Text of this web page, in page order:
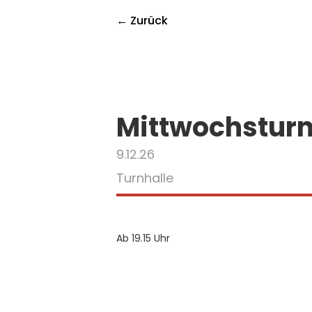
← Zurück
9.12.26
Turnhalle
Ab 19.15 Uhr